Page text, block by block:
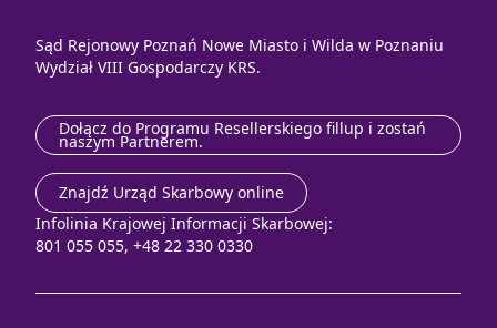
Sąd Rejonowy Poznań Nowe Miasto i Wilda w Poznaniu
Wydział VIII Gospodarczy KRS.
Dołącz do Programu Resellerskiego fillup i zostań
naszym Partnerem.
Znajdź Urząd Skarbowy online
Infolinia Krajowej Informacji Skarbowej:
801 055 055, +48 22 330 0330